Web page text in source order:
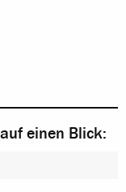
einen Blick: